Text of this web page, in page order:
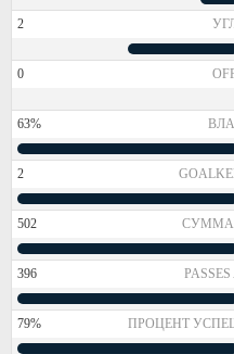
2
0
63%
2
502 СУММА
396
79% ПРОЦЕНТ